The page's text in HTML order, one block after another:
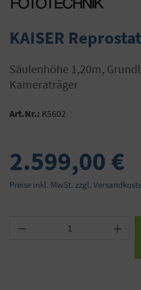
KAISER
Säulenhöhe 1,20m, Grundbrett 68x57cm, manuell höhenverstellbarer
Kameraträger
Art.Nr.: K5602
2.599,00 €
Preise inkl. MwSt. zzgl.
Produkt Anzahl: Gib